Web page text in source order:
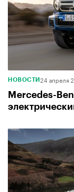
НОВОСТИ 24 апреля
Mercedes-